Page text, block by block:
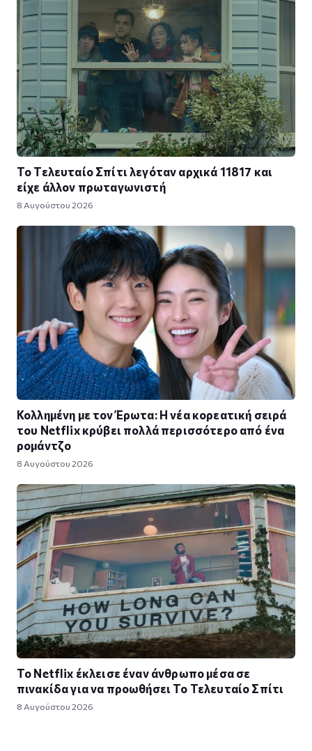
Το Τελευταίο Σπίτι λεγόταν αρχικά 11817 και
είχε άλλον πρωταγωνιστή
8 Αυγούστου 2026
Κολλημένη με τον Έρωτα: Η νέα κορεατική σειρά
του Netflix κρύβει πολλά περισσότερο από ένα
ρομάντζο
8 Αυγούστου 2026
Το Netflix έκλεισε έναν άνθρωπο μέσα σε
πινακίδα για να προωθήσει Το Τελευταίο Σπίτι
8 Αυγούστου 2026